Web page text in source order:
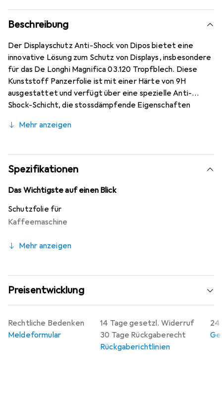
Beschreibung
Der Displayschutz Anti-Shock von Dipos bietet eine
innovative Lösung zum Schutz von Displays, insbesondere
für das De Longhi Magnifica 03.120 Tropfblech. Diese
Kunststoff Panzerfolie ist mit einer Härte von 9H
ausgestattet und verfügt über eine spezielle Anti-
Shock-Schicht, die stossdämpfende Eigenschaften
splittert diese Folie nicht, was sie zu einer sicheren Wahl
nur ca. 0,2 mm bleibt die Folie nahezu unsichtbar und
sorgt für eine kristallklare Sicht. Zudem ist sie mit einer
oleophobischen Anti-Fingerprint-Beschichtung versehen,
die Fingerabdrücke und Schmutz minimiert. Die Montage
rückstandsfrei entfernen, ohne Klebstoffrückstände zu
hinterlassen. Darüber hinaus bietet der Hersteller eine
Langlebigkeit des Produkts spricht.
Mehr anzeigen
Spezifikationen
Das Wichtigste auf einen Blick
Schutzfolie für
Kaffeemaschine
Mehr anzeigen
Preisentwicklung
14 Tage gesetzl. Widerruf
30 Tage Rückgaberecht
Rückgaberichtlinien
24
Rechtliche Bedenken
Meldeformular